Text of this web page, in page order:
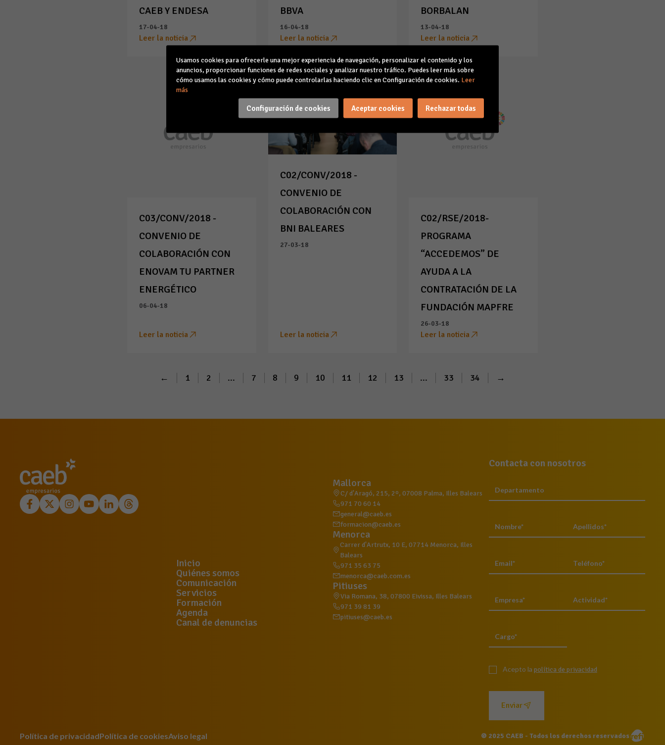
CAEB Y ENDESA
17-04-18
Leer la noticia
BBVA
16-04-18
Leer la noticia
BORBALAN
13-04-18
Leer la noticia
C03/CONV/2018 -
CONVENIO DE
COLABORACIÓN CON
ENOVAM TU PARTNER
ENERGÉTICO
06-04-18
Leer la noticia
C02/CONV/2018 -
CONVENIO DE
COLABORACIÓN CON
BNI BALEARES
27-03-18
Leer la noticia
C02/RSE/2018-
PROGRAMA
“ACCEDEMOS” DE
AYUDA A LA
CONTRATACIÓN DE LA
FUNDACIÓN MAPFRE
26-03-18
Leer la noticia
← 1 2 ... 7 8 9 10 11 12 13 ... 33 34 →
Inicio
Quiénes somos
Comunicación
Servicios
Formación
Agenda
Canal de denuncias
Mallorca
C/ d'Aragó, 215, 2º, 07008 Palma, Illes Balears
971 70 60 14
general@caeb.es
formacion@caeb.es
Menorca
Carrer d'Artrutx, 10 E, 07714 Menorca, Illes
Balears
971 35 63 75
menorca@caeb.com.es
Pitiuses
Via Romana, 38, 07800 Eivissa, Illes Balears
971 39 81 39
pitiuses@caeb.es
Contacta con nosotros
Acepto la política de privacidad
Enviar
Política de privacidadPolítica de cookiesAviso legal © 2025 CAEB - Todos los derechos reservados
Usamos cookies para ofrecerle una mejor experiencia de navegación, personalizar el contenido y los
anuncios, proporcionar funciones de redes sociales y analizar nuestro tráfico. Puedes leer más sobre
cómo usamos las cookies y cómo puede controlarlas haciendo clic en Configuración de cookies. Leer
más
Configuración de cookies Aceptar cookies Rechazar todas